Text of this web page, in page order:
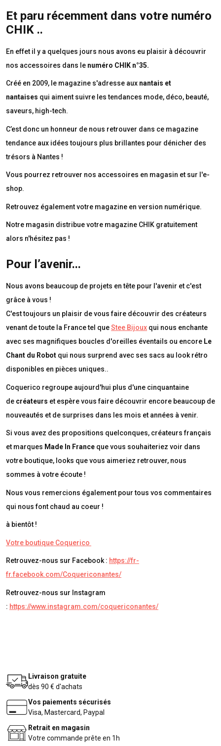
Et paru récemment dans votre numéro
CHIK ..
En effet il y a quelques jours nous avons eu plaisir à découvrir
nos accessoires dans le numéro CHIK n°35.
Créé en 2009, le magazine s'adresse aux nantais et
nantaises qui aiment suivre les tendances mode, déco, beauté,
saveurs, high-tech.
C’est donc un honneur de nous retrouver dans ce magazine
tendance aux idées toujours plus brillantes pour dénicher des
trésors à Nantes !
Vous pourrez retrouver nos accessoires en magasin et sur l'e-
shop.
Retrouvez également votre magazine en version numérique.
Notre magasin distribue votre magazine CHIK gratuitement
alors n'hésitez pas !
Pour l’avenir...
Nous avons beaucoup de projets en tête pour l'avenir et c'est
grâce à vous !
C'est toujours un plaisir de vous faire découvrir des créateurs
venant de toute la France tel queStee Bijoux qui nous enchante
avec ses magnifiques boucles d'oreilles éventails ou encore Le
Chant du Robot qui nous surprend avec ses sacs au look rétro
disponibles en pièces uniques..
Coquerico regroupe aujourd'hui plus d'une cinquantaine
de créateurs et espère vous faire découvrir encore beaucoup de
nouveautés et de surprises dans les mois et années à venir.
Si vous avez des propositions quelconques, créateurs français
et marques Made In France que vous souhaiteriez voir dans
votre boutique, looks que vous aimeriez retrouver, nous
sommes à votre écoute !
Nous vous remercions également pour tous vos commentaires
qui nous font chaud au coeur !
à bientôt !
Votre boutique Coquerico
Retrouvez-nous sur Facebook : https://fr-
fr.facebook.com/Coquericonantes/
Retrouvez-nous sur Instagram
: https://www.instagram.com/coquericonantes/
Livraison gratuite
dès 90 € d'achats
Vos paiements sécurisés
Visa, Mastercard, Paypal
Retrait en magasin
Votre commande prête en 1h